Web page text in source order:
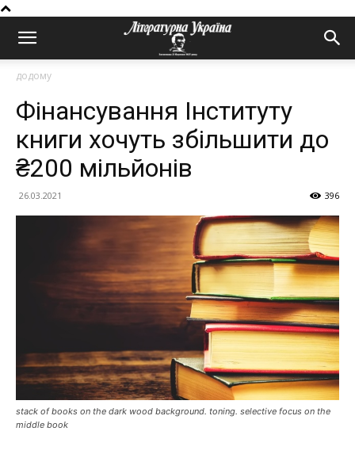
додому
Фінансування Інституту
книги хочуть збільшити до
₴200 мільйонів
26.03.2021 396
stack of books on the dark wood background. toning. selective focus on the
middle book